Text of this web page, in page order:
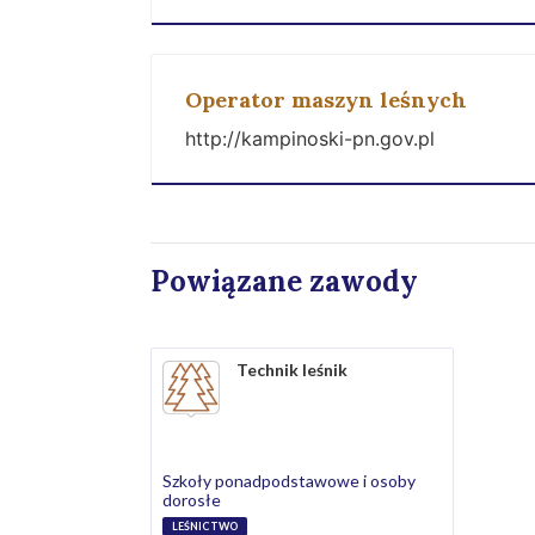
Operator maszyn leśnych
http://kampinoski-pn.gov.pl
Powiązane zawody
Technik leśnik
Szkoły ponadpodstawowe i osoby
dorosłe
LEŚNICTWO